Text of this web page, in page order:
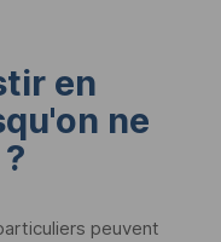
en
ne
peuvent